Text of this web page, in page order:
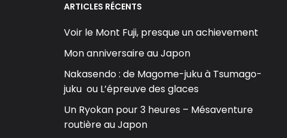
ARTICLES RÉCENTS
Voir le Mont Fuji, presque un achievement
Mon anniversaire au Japon
Nakasendo : de Magome-juku à Tsumago-
juku ou L’épreuve des glaces
Un Ryokan pour 3 heures – Mésaventure
routière au Japon